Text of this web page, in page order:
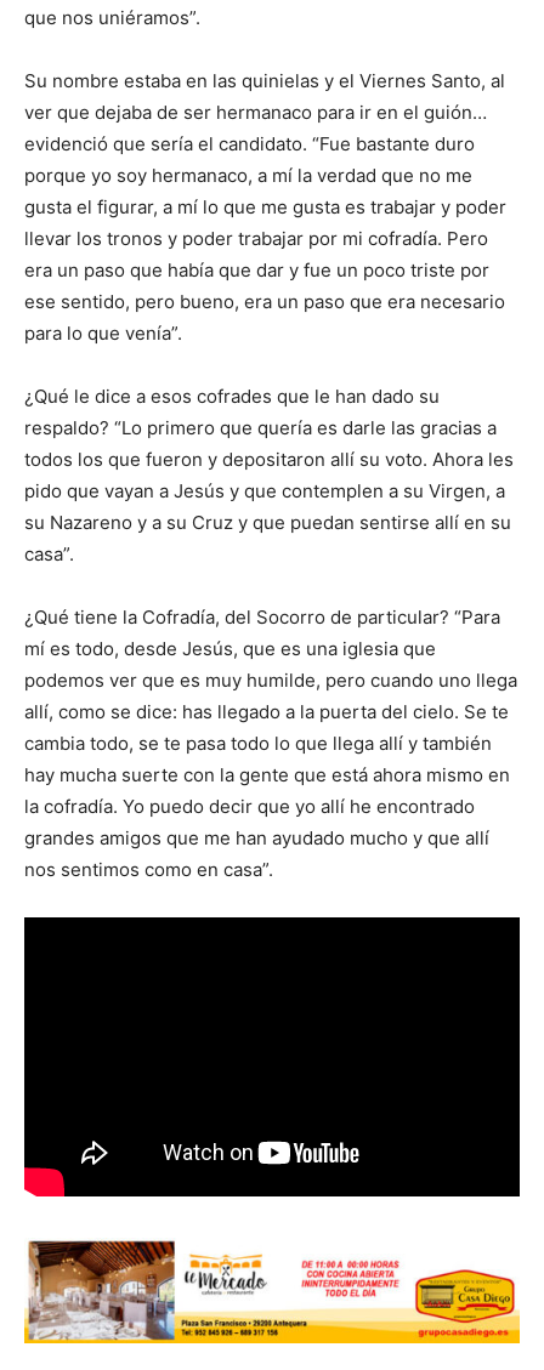
que nos uniéramos”.
Su nombre estaba en las quinielas y el Viernes Santo, al
ver que dejaba de ser hermanaco para ir en el guión…
evidenció que sería el candidato. “Fue bastante duro
porque yo soy hermanaco, a mí la verdad que no me
gusta el figurar, a mí lo que me gusta es trabajar y poder
llevar los tronos y poder trabajar por mi cofradía. Pero
era un paso que había que dar y fue un poco triste por
ese sentido, pero bueno, era un paso que era necesario
para lo que venía”.
¿Qué le dice a esos cofrades que le han dado su
respaldo? “Lo primero que quería es darle las gracias a
todos los que fueron y depositaron allí su voto. Ahora les
pido que vayan a Jesús y que contemplen a su Virgen, a
su Nazareno y a su Cruz y que puedan sentirse allí en su
casa”.
¿Qué tiene la Cofradía, del Socorro de particular? “Para
mí es todo, desde Jesús, que es una iglesia que
podemos ver que es muy humilde, pero cuando uno llega
allí, como se dice: has llegado a la puerta del cielo. Se te
cambia todo, se te pasa todo lo que llega allí y también
hay mucha suerte con la gente que está ahora mismo en
la cofradía. Yo puedo decir que yo allí he encontrado
grandes amigos que me han ayudado mucho y que allí
nos sentimos como en casa”.